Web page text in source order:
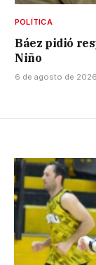
POLÍTICA
Báez pidió
Niño
6 de agosto de 2026